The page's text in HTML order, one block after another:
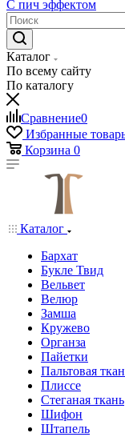
С пич эффектом
Каталог
По всему сайту
По каталогу
Сравнение0
Избранные
Корзина 0
Каталог
Бархат
Букле Твид
Вельвет
Велюр
Замша
Кружево
Органза
Пайетки
Пальтовая
Плиссе
Стеганая ткань
Шифон
Штапель